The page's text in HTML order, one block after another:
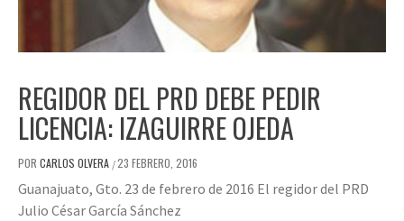
REGIDOR DEL PRD DEBE PEDIR
LICENCIA: IZAGUIRRE OJEDA
POR CARLOS OLVERA /23 FEBRERO, 2016
Guanajuato, Gto. 23 de febrero de 2016 El regidor del PRD
Julio César García Sánchez